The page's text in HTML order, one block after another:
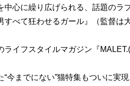
中心に繰り広げられる、話題のラ
すべて狂わせるガール』（監督は
ライフスタイルマガジン『
今までにない”猫特集もついに実現